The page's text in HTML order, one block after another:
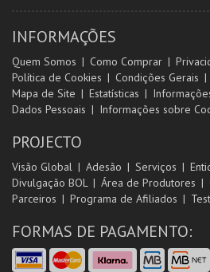
INFORMAÇÕES
Quem Somos Como Comprar
Política de Cookies
Condições Gerais
Mapa de Site
Estatísticas
Dados Pessoais
Informações sobre
PROJECTO
Visão Global Adesão Serviços
Divulgação BOL
Área de Produtores
Parceiros
Programa de Afiliados
FORMAS DE PAGAMENTO: